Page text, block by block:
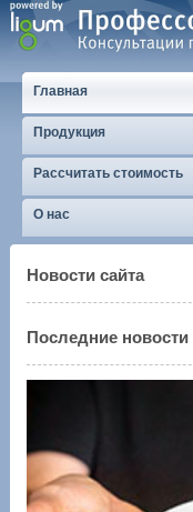
Главная
Продукция
Рассчитать стоимость
О нас
Новости сайта
Последние